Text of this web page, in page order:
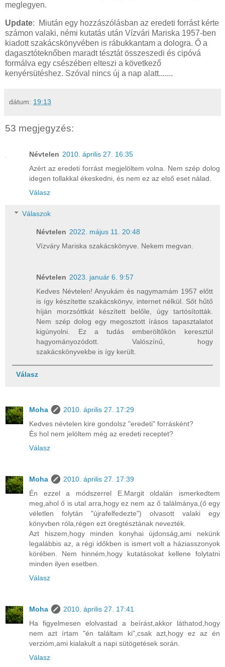
meglegyen.
Update: Miután egy hozzászólásban az eredeti forrást kérte
számon valaki, némi kutatás után Vízvári Mariska 1957-ben
kiadott szakácskönyvében is rábukkantam a dologra. Ő a
dagasztóteknőben maradt tésztát összeszedi és cipóvá
formálva egy csészében elteszi a következő
kenyérsütéshez. Szóval nincs új a nap alatt.......
dátum: 19:13
53 megjegyzés:
Névtelen 2010. április 27. 16:35
Azért az eredeti forrást megjelöltem volna. Nem szép dolog
idegen tollakkal ékeskedni, és nem ez az első eset nálad.
Válasz
Válaszok
Névtelen 2022. május 11. 20:48
Vízváry Mariska szakácskönyve. Nekem megvan.
Névtelen 2023. január 6. 9:57
Kedves Névtelen! Anyukám és nagymamám 1957 előtt
is így készítette szakácskönyv, internet nélkül. Sőt hűtő
híján morzsóttkát készített belőle, úgy tartósították.
Nem szép dolog egy megosztott írásos tapasztalatot
kigúnyolni. Ez a tudás emberöltőkön keresztül
hagyományozódott. Valószínű, hogy
szakácskönyvekbe is így került.
Válasz
Moha
2010. április 27. 17:29
Kedves névtelen kire gondolsz "eredeti" forrásként?
És hol nem jelöltem még az eredeti receptet?
Válasz
Moha
2010. április 27. 17:39
Én ezzel a módszerrel E.Margit oldalán ismerkedtem
meg,ahol ő is utal arra,hogy ez nem az ő találmánya,(ő egy
véletlen folytán "újrafelfedezte") olvasott valaki egy
könyvben róla,régen ezt öregtésztának nevezték.
Azt hiszem,hogy minden konyhai újdonság,ami nekünk
legalábbis az, a régi időkben is ismert volt a háziasszonyok
körében. Nem hinném,hogy kutatásokat kellene folytatni
minden ilyen esetben.
Válasz
Moha
2010. április 27. 17:41
Ha figyelmesen elolvastad a beírást,akkor láthatod,hogy
nem azt írtam "én találtam ki",csak azt,hogy ez az én
verzióm,ami kialakult a napi sütögetések során.
Válasz